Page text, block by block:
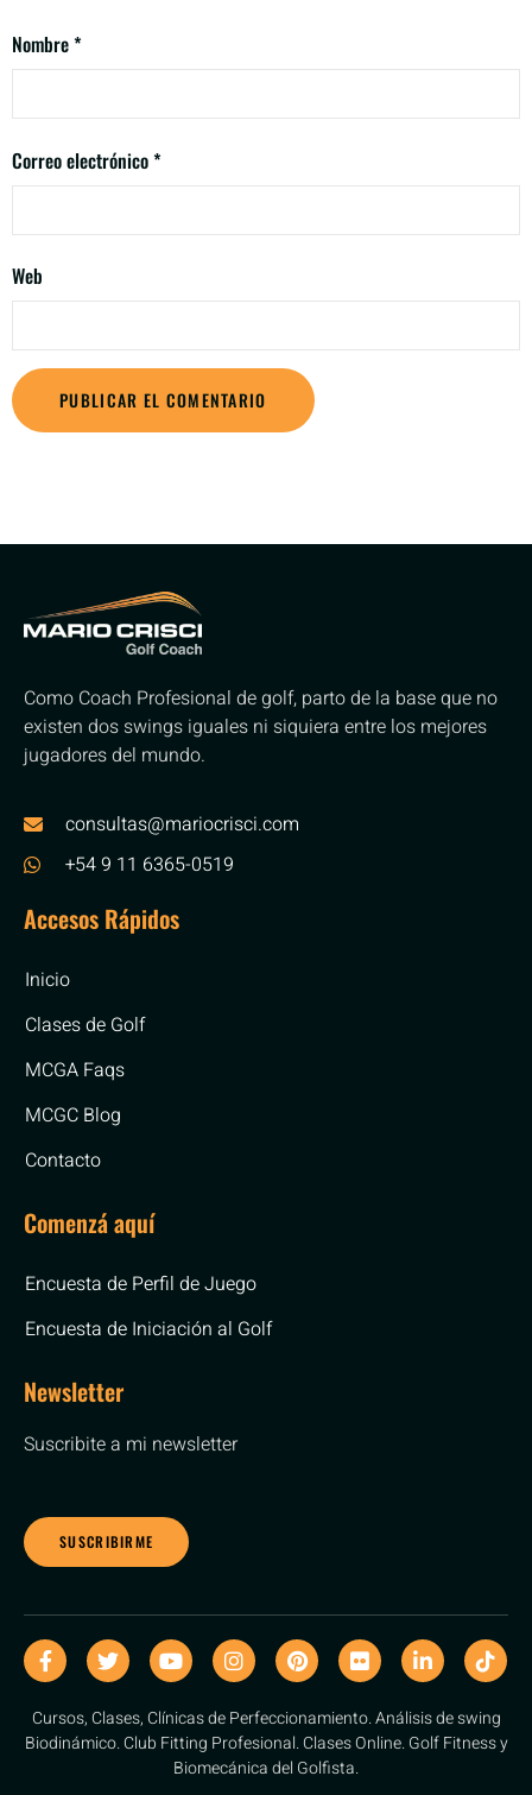
Nombre*
Correo electrónico*
Web
Como Coach Profesional de golf, parto de la base que no
existen dos swings iguales ni siquiera entre los mejores
jugadores del mundo.
consultas@mariocrisci.com
+54 9 11 6365-0519
Accesos Rápidos
Inicio
Clases de Golf
MCGA Faqs
MCGC Blog
Contacto
Comenzá aquí
Encuesta de Perfil de Juego
Encuesta de Iniciación al Golf
Newsletter
Suscribite a mi newsletter
SUSCRIBIRME
Cursos, Clases, Clínicas de Perfeccionamiento. Análisis de swing
Biodinámico. Club Fitting Profesional. Clases Online. Golf Fitness y
Biomecánica del Golfista.